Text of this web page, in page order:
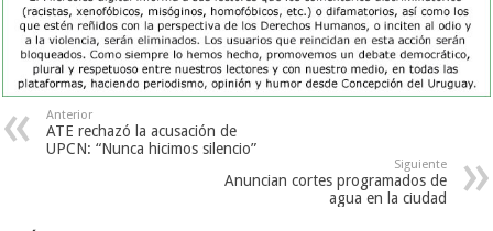
Anterior
ATE rechazó la acusación de
UPCN: “Nunca hicimos silencio”
Siguiente
Anuncian cortes programados de
agua en la ciudad